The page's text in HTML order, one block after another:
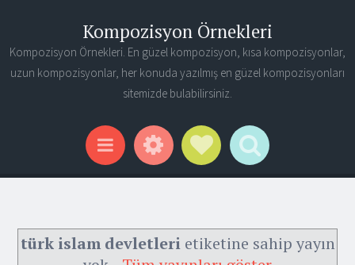
Kompozisyon Örnekleri
Kompozisyon Örnekleri. En güzel kompozisyon, kısa kompozisyonlar,
uzun kompozisyonlar, her konuda yazılmış en güzel kompozisyonları
sitemizde bulabilirsiniz.
Menu WidgetsSocial Links
Search
türk islam devletlerietiketine sahip yayın